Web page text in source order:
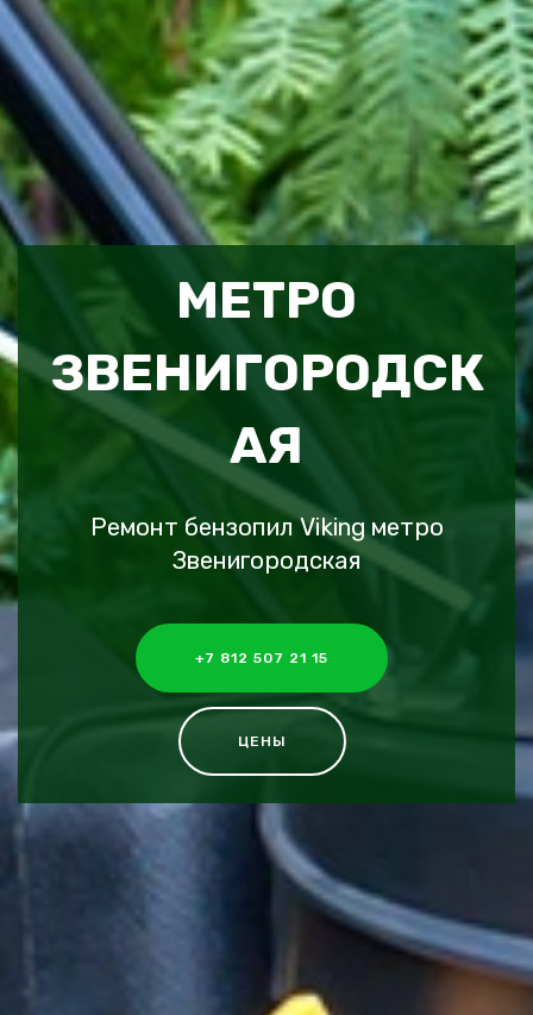
МЕТРО
ЗВЕНИГОРОДСК
АЯ
Ремонт бензопил Viking метро
Звенигородская
+7 812 507 21 15
ЦЕНЫ